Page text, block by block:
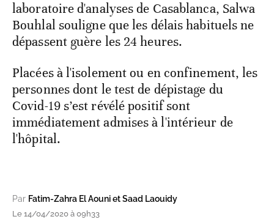
laboratoire d'analyses de Casablanca, Salwa
Bouhlal souligne que les délais habituels ne
dépassent guère les 24 heures.
Placées à l'isolement ou en confinement, les
personnes dont le test de dépistage du
Covid-19 s’est révélé positif sont
immédiatement admises à l'intérieur de
l'hôpital.
Par Fatim-Zahra El Aouni et Saad Laouidy
Le 14/04/2020 à 09h33